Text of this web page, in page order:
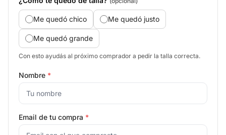
Me quedó chico Me quedó justo
Me quedó grande
Con esto ayudás al próximo comprador a pedir la talla correcta.
Nombre *
Email de tu compra *